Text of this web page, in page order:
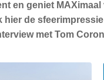
en geniet
de
met Tom